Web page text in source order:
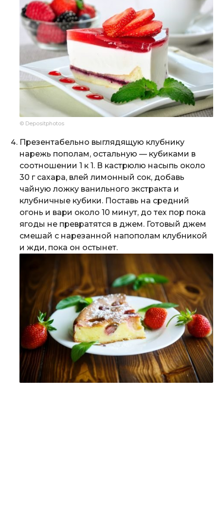
© Depositphotos
Презентабельно выглядящую клубнику
нарежь пополам, остальную — кубиками в
соотношении 1 к 1. В кастрюлю насыпь около
30 г сахара, влей лимонный сок, добавь
чайную ложку ванильного экстракта и
клубничные кубики. Поставь на средний
огонь и вари около 10 минут, до тех пор пока
ягоды не превратятся в джем. Готовый джем
смешай с нарезанной напополам клубникой
и жди, пока он остынет.